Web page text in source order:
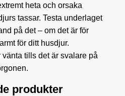
heta och orsaka
tassar. Testa underlaget
på det – om det är för
för ditt husdjur.
tills det är svalare på
produkter